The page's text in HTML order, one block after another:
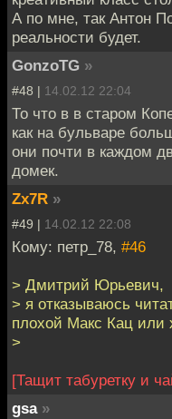
А по мне, так Антон
реальности будет.
GonzoTG »
#48 | 14.02.12 22:04
То что в в старом
как на бульваре
они почти в каждом
домек.
Zx7R »
#49 | 14.02.12 22:08
Кому: петр_78, #46
> Дмитрий Юрьевич,
> я отказываюсь
плохой Макс Кац или
>
[Тащит табуретку и
gsa »